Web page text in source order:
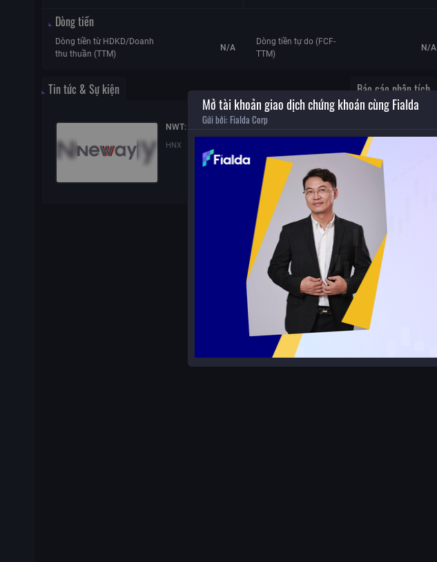
Dòng tiền
Dòng tiền từ HDKD/Doanh
thu thuần (TTM)
N/A
Dòng tiền tự do (FCF-
TTM)
N/A
Tin tức & Sự kiện
NWT: Thay đổi nhân sự
HNX
Báo cáo phân tích
Mở tài khoản giao dịch chứng khoán cùng Fialda
Gửi bởi: Fialda Corp